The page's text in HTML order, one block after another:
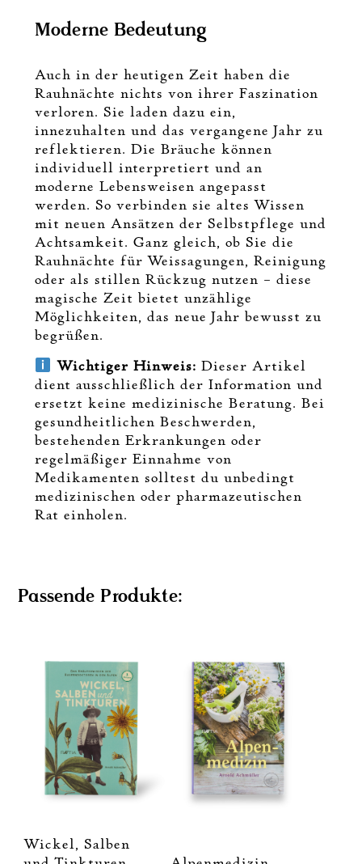
Moderne Bedeutung
Auch in der heutigen Zeit haben die
Rauhnächte nichts von ihrer Faszination
verloren. Sie laden dazu ein,
innezuhalten und das vergangene Jahr zu
reflektieren. Die Bräuche können
individuell interpretiert und an
moderne Lebensweisen angepasst
werden. So verbinden sie altes Wissen
mit neuen Ansätzen der Selbstpflege und
Achtsamkeit. Ganz gleich, ob Sie die
Rauhnächte für Weissagungen, Reinigung
oder als stillen Rückzug nutzen – diese
magische Zeit bietet unzählige
Möglichkeiten, das neue Jahr bewusst zu
begrüßen.
Wichtiger Hinweis: Dieser Artikel
dient ausschließlich der Information und
ersetzt keine medizinische Beratung. Bei
gesundheitlichen Beschwerden,
bestehenden Erkrankungen oder
regelmäßiger Einnahme von
Medikamenten solltest du unbedingt
medizinischen oder pharmazeutischen
Rat einholen.
Passende Produkte:
Wickel, Salben